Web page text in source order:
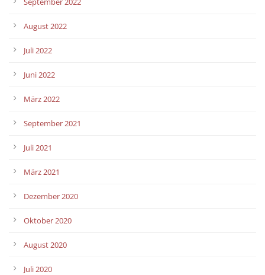
August 2022
Juli 2022
Juni 2022
März 2022
September 2021
Juli 2021
März 2021
Dezember 2020
Oktober 2020
August 2020
Juli 2020